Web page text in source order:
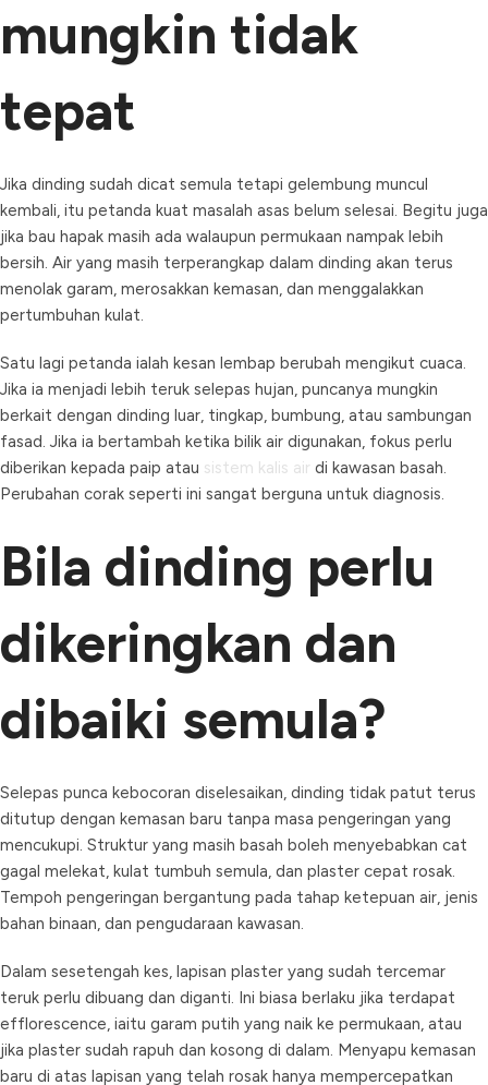
mungkin tidak
tepat
Jika dinding sudah dicat semula tetapi gelembung muncul
kembali, itu petanda kuat masalah asas belum selesai. Begitu juga
jika bau hapak masih ada walaupun permukaan nampak lebih
bersih. Air yang masih terperangkap dalam dinding akan terus
menolak garam, merosakkan kemasan, dan menggalakkan
pertumbuhan kulat.
Satu lagi petanda ialah kesan lembap berubah mengikut cuaca.
Jika ia menjadi lebih teruk selepas hujan, puncanya mungkin
berkait dengan dinding luar, tingkap, bumbung, atau sambungan
fasad. Jika ia bertambah ketika bilik air digunakan, fokus perlu
diberikan kepada paip atau sistem kalis air di kawasan basah.
Perubahan corak seperti ini sangat berguna untuk diagnosis.
Bila dinding perlu
dikeringkan dan
dibaiki semula?
Selepas punca kebocoran diselesaikan, dinding tidak patut terus
ditutup dengan kemasan baru tanpa masa pengeringan yang
mencukupi. Struktur yang masih basah boleh menyebabkan cat
gagal melekat, kulat tumbuh semula, dan plaster cepat rosak.
Tempoh pengeringan bergantung pada tahap ketepuan air, jenis
bahan binaan, dan pengudaraan kawasan.
Dalam sesetengah kes, lapisan plaster yang sudah tercemar
teruk perlu dibuang dan diganti. Ini biasa berlaku jika terdapat
efflorescence, iaitu garam putih yang naik ke permukaan, atau
jika plaster sudah rapuh dan kosong di dalam. Menyapu kemasan
baru di atas lapisan yang telah rosak hanya mempercepatkan